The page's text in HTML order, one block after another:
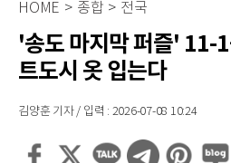
HOME > 종합 > 전국
'송도 마지막 퍼즐' 11-
트도시 옷 입는다
김양훈 기자 / 입력 : 2026-07-08 10:24